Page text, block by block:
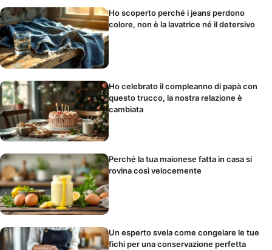
Ho scoperto perché i jeans perdono
colore, non è la lavatrice né il detersivo
Ho celebrato il compleanno di papà con
questo trucco, la nostra relazione è
cambiata
Perché la tua maionese fatta in casa si
rovina così velocemente
Un esperto svela come congelare le tue
fichi per una conservazione perfetta